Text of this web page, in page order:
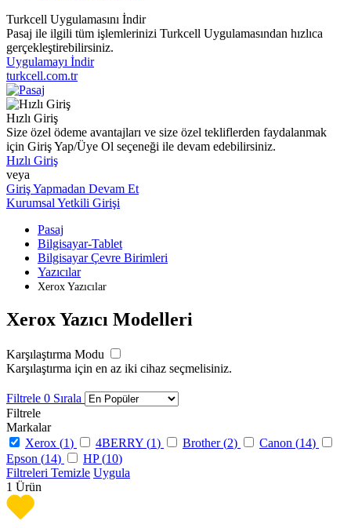
Turkcell Uygulamasını İndir
Pasaj ile ilgili tüm işlemlerinizi Turkcell Uygulamasından hızlıca
gerçekleştirebilirsiniz.
Uygulamayı İndir
turkcell.com.tr
Hızlı Giriş
Size özel ödeme avantajları ve size özel tekliflerden faydalanmak
için Giriş Yap/Üye Ol seçeneği ile devam edebilirsiniz.
Hızlı Giriş
veya
Giriş Yapmadan Devam Et
Kurumsal Yetkili Girişi
Pasaj
Bilgisayar-Tablet
Bilgisayar Çevre Birimleri
Yazıcılar
Xerox Yazıcılar
Xerox Yazıcı Modelleri
Karşılaştırma Modu
Karşılaştırma için en az iki cihaz seçmelisiniz.
Filtrele 0 Sırala
Filtrele
Markalar
Xerox (1) 4BERRY (1) Brother (2) Canon (14)
Epson (14) HP (10)
Filtreleri Temizle Uygula
1 Ürün